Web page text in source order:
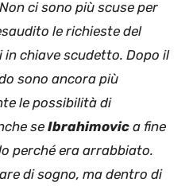
ci sono più scuse per
le richieste del
chiave scudetto. Dopo il
sono ancora più
le possibilità di
se Ibrahimovic a fine
perché era arrabbiato.
di sogno, ma dentro di